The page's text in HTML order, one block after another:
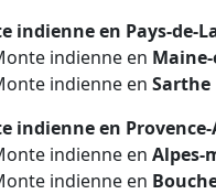
indienne en Pays-de-
indienne en
indienne en Sarthe
indienne en
indienne en Alpes-
indienne en